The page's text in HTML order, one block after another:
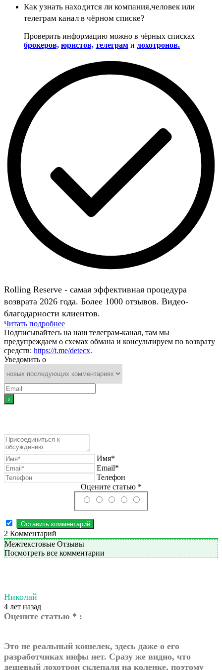
Как узнать находится ли компания,человек или
телеграм канал в чёрном списке?
Проверить информацию можно в чёрных списках
брокеров, юристов, телеграм и лохотронов.
Rolling Reserve - самая эффективная процедура
возврата 2026 года. Более 1000 отзывов. Видео-
благодарности клиентов.
Читать подробнее
Подписывайтесь на наш телеграм-канал, там мы
предупреждаем о схемах обмана и консультируем по возврату
средств: https://t.me/detecx.
Уведомить о
Имя*
Email*
Телефон
Оцените статью *
2 Комментарий
Межтекстовые Отзывы
Посмотреть все комментарии
Николай
4 лет назад
Оцените статью * :
Это не реальный кошелек, здесь даже о его
разработчиках инфы нет. Сразу же видно, что
дешевый лохотрон склепали на коленке, поэтому